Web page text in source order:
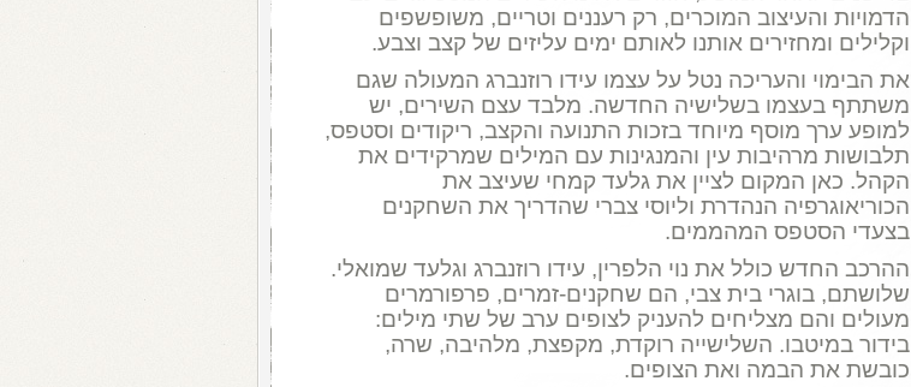
הדמויות והעיצוב המוכרים, רק רעננים וטריים, משופשפים
וקלילים ומחזירים אותנו לאותם ימים עליזים של קצב וצבע.
את הבימוי והעריכה נטל על עצמו עידו רוזנברג המעולה שגם
משתתף בעצמו בשלישיה החדשה. מלבד עצם השירים, יש
למופע ערך מוסף מיוחד בזכות התנועה והקצב, ריקודים וסטפס,
תלבושות מרהיבות עין והמנגינות עם המילים שמרקידים את
הקהל. כאן המקום לציין את גלעד קמחי שעיצב את
הכוריאוגרפיה הנהדרת וליוסי צברי שהדריך את השחקנים
בצעדי הסטפס המהממים.
ההרכב החדש כולל את נוי הלפרין, עידו רוזנברג וגלעד שמואלי.
שלושתם, בוגרי בית צבי, הם שחקנים-זמרים, פרפורמרים
מעולים והם מצליחים להעניק לצופים ערב של שתי מילים:
בידור במיטבו. השלישייה רוקדת, מקפצת, מלהיבה, שרה,
כובשת את הבמה ואת הצופים.